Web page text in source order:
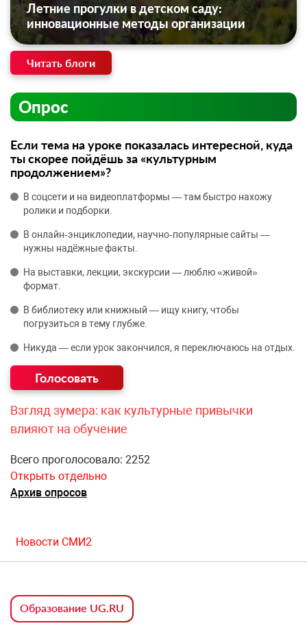
Летние прогулки в детском саду:
инновационные методы организации
Читать блоги
Опрос
Если тема на уроке показалась интересной, куда
ты скорее пойдёшь за «культурным
продолжением»?
В соцсети и на видеоплатформы — там быстро нахожу
ролики и подборки.
В онлайн‑энциклопедии, научно‑популярные сайты —
нужны надёжные факты.
На выставки, лекции, экскурсии — люблю «живой»
формат.
В библиотеку или книжный — ищу книгу, чтобы
погрузиться в тему глубже.
Никуда — если урок закончился, я переключаюсь на отдых.
Взгляд зумера: как культурные привычки
влияют на обучение
Всего проголосовало: 2252
Открыть отдельно
Архив опросов
Новости СМИ2
Образование UG.RU